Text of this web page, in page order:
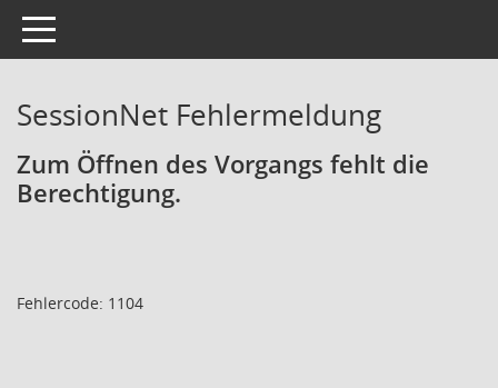
Toggle navigation
SessionNet Fehlermeldung
Zum Öffnen des Vorgangs fehlt die
Berechtigung.
Fehlercode: 1104